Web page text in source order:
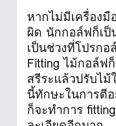
หากไม่มีเครื่อง
ผิด นักกอล์ฟก็เป็
เป็นช่วงที่โปรก
Fitting ไม้กอล์ฟ
สรีระแล้วปรับไ
นี้ทักษะในการตี
ก็จะทำการ